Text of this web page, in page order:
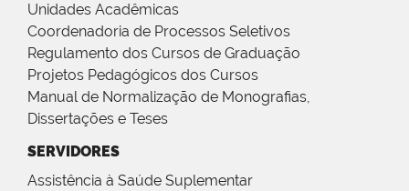
Unidades Acadêmicas
Coordenadoria de Processos Seletivos
Regulamento dos Cursos de Graduação
Projetos Pedagógicos dos Cursos
Manual de Normalização de Monografias,
Dissertações e Teses
SERVIDORES
Assistência à Saúde Suplementar